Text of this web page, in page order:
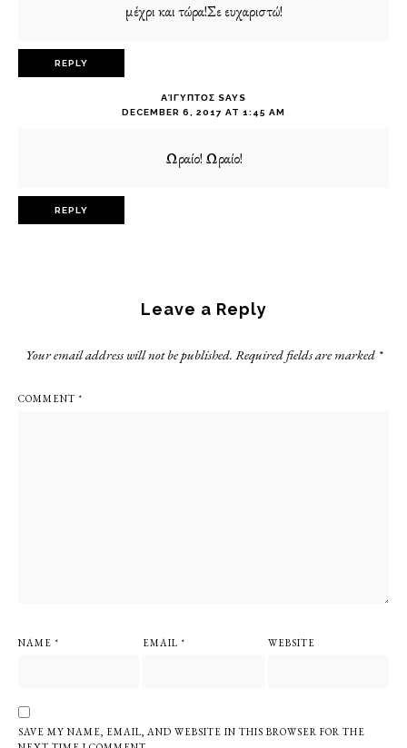
μέχρι και τώρα!Σε ευχαριστώ!
REPLY
ΑΊΓΥΠΤΟΣ SAYS
DECEMBER 6, 2017 AT 1:45 AM
Ωραίο! Ωραίο!
REPLY
Leave a Reply
Your email address will not be published. Required fields are marked *
COMMENT *
NAME * EMAIL * WEBSITE
SAVE MY NAME, EMAIL, AND WEBSITE IN THIS BROWSER FOR THE